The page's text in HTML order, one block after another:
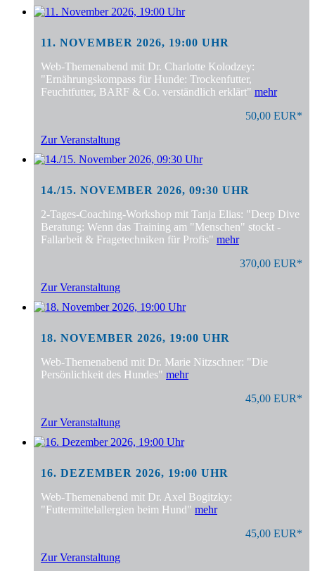
11. NOVEMBER 2026, 19:00 UHR
Web-Themenabend mit Dr. Charlotte Kolodzey:
"Ernährungskompass für Hunde: Trockenfutter,
Feuchtfutter, BARF & Co. verständlich erklärt" mehr
50,00 EUR*
Zur Veranstaltung
14./15. NOVEMBER 2026, 09:30 UHR
2-Tages-Coaching-Workshop mit Tanja Elias: "Deep Dive
Beratung: Wenn das Training am "Menschen" stockt -
Fallarbeit & Fragetechniken für Profis" mehr
370,00 EUR*
Zur Veranstaltung
18. NOVEMBER 2026, 19:00 UHR
Web-Themenabend mit Dr. Marie Nitzschner: "Die
Persönlichkeit des Hundes" mehr
45,00 EUR*
Zur Veranstaltung
16. DEZEMBER 2026, 19:00 UHR
Web-Themenabend mit Dr. Axel Bogitzky:
"Futtermittelallergien beim Hund" mehr
45,00 EUR*
Zur Veranstaltung